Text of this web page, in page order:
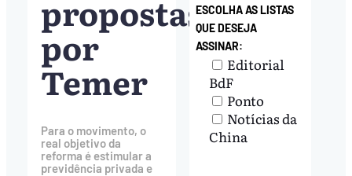
propostas
por
Temer
Para o movimento, o
real objetivo da
reforma é estimular a
previdência privada e
ESCOLHA AS LISTAS
QUE DESEJA
ASSINAR:
Editorial
BdF
Ponto
Notícias da
China